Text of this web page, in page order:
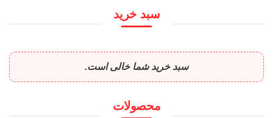
سبد خرید
سبد خرید شما خالی است.
محصولات